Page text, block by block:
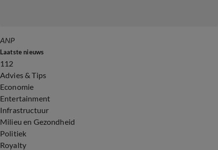
ANP
Laatste nieuws
112
Advies & Tips
Economie
Entertainment
Infrastructuur
Milieu en Gezondheid
Politiek
Royalty